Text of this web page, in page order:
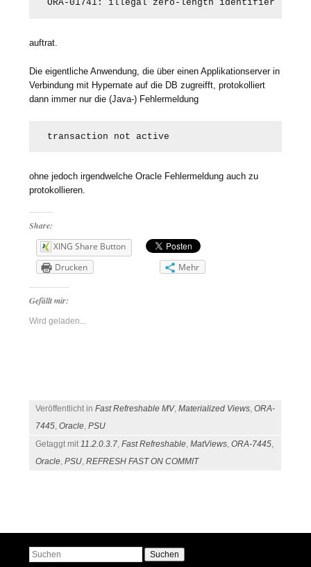
auftrat.
Die eigentliche Anwendung, die über einen Applikationserver in
Verbindung mit Hypernate auf die DB zugreifft, protokolliert
dann immer nur die (Java-) Fehlermeldung
ohne jedoch irgendwelche Oracle Fehlermeldung auch zu
protokollieren.
Share:
XING Share Button
Drucken
Mehr
Gefällt mir:
Wird geladen...
Veröffentlicht inFast Refreshable MV,Materialized Views,ORA-
7445,Oracle,PSU
Getaggt mit11.2.0.3.7,Fast Refreshable,MatViews,ORA-7445,
Oracle,PSU,REFRESH FAST ON COMMIT
Suchen